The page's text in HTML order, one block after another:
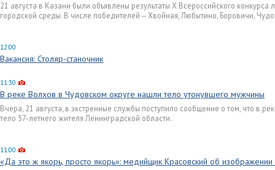
21 августа в Казани были объявлены результаты X Всероссийского
городской среды. В числе победителей — Хвойная, Любытино, Боровичи,
12:00
Вакансия: Столяр-станочник
11:30
В реке Волхов в Чудовском округе нашли тело утонувшего мужчины
Вчера, 21 августа, в экстренные службы поступило сообщение о том, что в
тело 57-летнего жителя Ленинградской области.
11:00
«Да это ж якорь, просто якорь»: медийщик Красовский об